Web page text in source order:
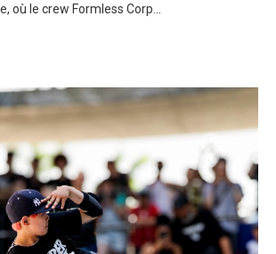
où le crew Formless Corp...